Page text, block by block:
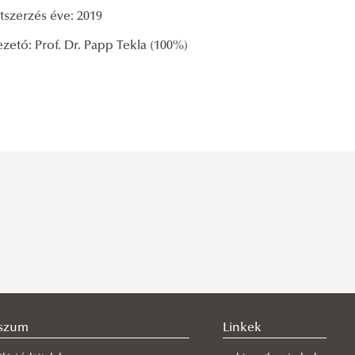
éve: 2019
Prof. Dr. Papp Tekla (100%)
Linkek